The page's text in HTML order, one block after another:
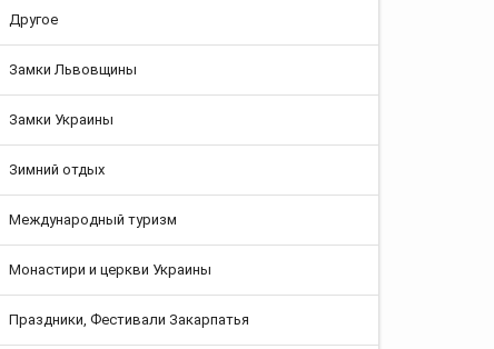
Другое
Замки Львовщины
Замки Украины
Зимний отдых
Международный туризм
Монастири и церкви Украины
Праздники, Фестивали Закарпатья